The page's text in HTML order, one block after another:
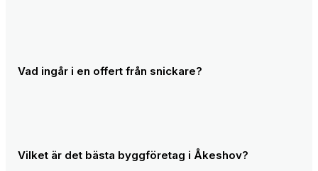
Vad ingår i en offert från snickare?
Vilket är det bästa byggföretag i Åkeshov?